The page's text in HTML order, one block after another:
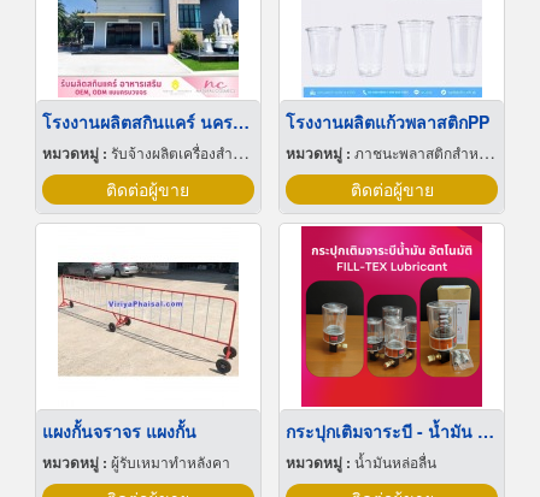
โรงงานผลิตสกินแคร์ นครปฐม
หมวดหมู่ : รับจ้างผลิตเครื่องสำอาง
ติดต่อผู้ขาย
โรงงานผลิตแก้วพลาสติกPP
หมวดหมู่ : ภาชนะพลาสติกสำหรับบรรจุ
ติดต่อผู้ขาย
แผงกั้นจราจร แผงกั้น
หมวดหมู่ : ผู้รับเหมาทำหลังคา
กระปุกเติมจาระบี - น้ำมัน อัตโนมัติ
หมวดหมู่ : น้ำมันหล่อลื่น